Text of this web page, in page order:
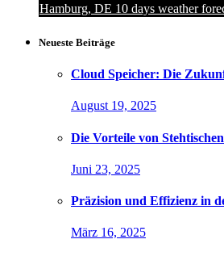
Hamburg, DE 10 days weather
Neueste Beiträge
Cloud Speicher: Die
August 19, 2025
Die Vorteile von
Juni 23, 2025
Präzision und Effizienz in
März 16, 2025